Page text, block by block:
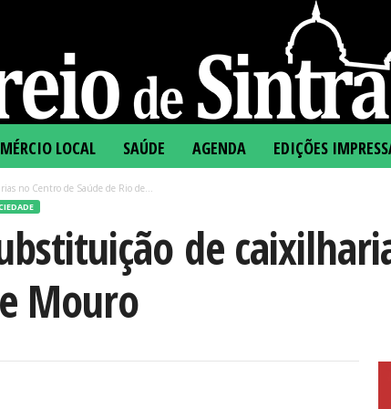
LOCAL SAÚDE AGENDA EDIÇÕES
no Centro de Saúde de Rio de...
de
Mouro